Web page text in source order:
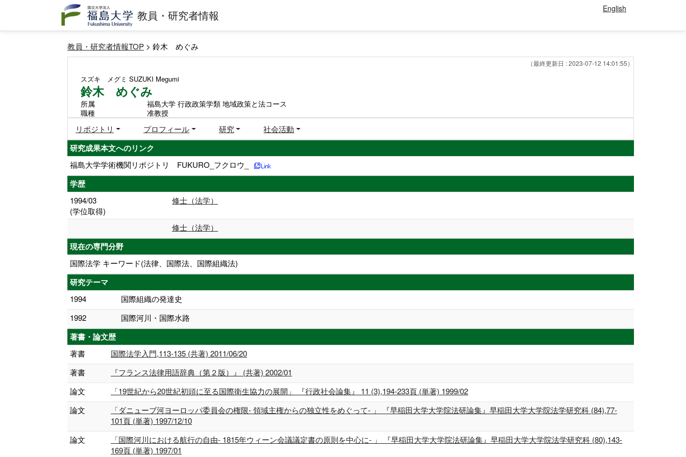
教員・研究者情報 English
教員・研究者情報TOP > 鈴木 めぐみ
（最終更新日 : 2023-07-12 14:01:55）
スズキ メグミ SUZUKI Megumi
鈴木 めぐみ
所属
福島大学 行政政策学類 地域政策と法コース
職種
准教授
リポジトリ プロフィール 研究 社会活動
研究成果本文へのリンク
福島大学学術機関リポジトリ FUKURO_フクロウ_
学歴
1994/03
(学位取得)
修士（法学）
修士（法学）
現在の専門分野
国際法学 キーワード(法律、国際法、国際組織法)
研究テーマ
1994
国際組織の発達史
1992
国際河川・国際水路
著書・論文歴
著書
国際法学入門,113-135 (共著) 2011/06/20
著書
『フランス法律用語辞典（第２版）』 (共著) 2002/01
論文
「19世紀から20世紀初頭に至る国際衛生協力の展開」 『行政社会論集』 11 (3),194-233頁 (単著) 1999/02
論文
「ダニューブ河ヨーロッパ委員会の権限- 領域主権からの独立性をめぐって- 」 『早稲田大学大学院法研論集』早稲田大学大学院法学研究科 (84),77-
101頁 (単著) 1997/12/10
論文
「国際河川における航行の自由- 1815年ウィーン会議議定書の原則を中心に- 」 『早稲田大学大学院法研論集』早稲田大学大学院法学研究科 (80),143-
169頁 (単著) 1997/01